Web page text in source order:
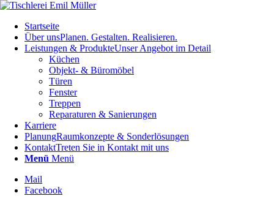
Startseite
Über unsPlanen. Gestalten. Realisieren.
Leistungen & ProdukteUnser Angebot im Detail
Küchen
Objekt- & Büromöbel
Türen
Fenster
Treppen
Reparaturen & Sanierungen
Karriere
PlanungRaumkonzepte & Sonderlösungen
KontaktTreten Sie in Kontakt mit uns
Menü Menü
Mail
Facebook